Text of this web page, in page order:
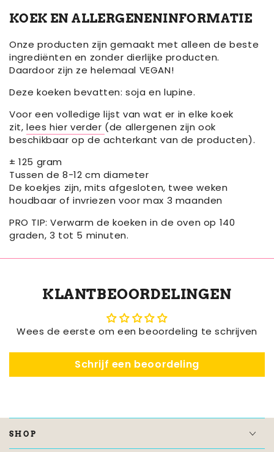
KOEK EN ALLERGENENINFORMATIE
Onze producten zijn gemaakt met alleen de beste
ingrediënten en zonder dierlijke producten.
Daardoor zijn ze helemaal VEGAN!
Deze koeken bevatten: soja en lupine.
Voor een volledige lijst van wat er in elke koek
zit,lees hier verder (de allergenen zijn ook
beschikbaar op de achterkant van de producten).
± 125 gram
Tussen de 8-12 cm diameter
De koekjes zijn, mits afgesloten, twee weken
houdbaar of invriezen voor max 3 maanden
PRO TIP: Verwarm de koeken in de oven op 140
graden, 3 tot 5 minuten.
KLANTBEOORDELINGEN
Wees de eerste om een beoordeling te schrijven
Schrijf een beoordeling
SHOP